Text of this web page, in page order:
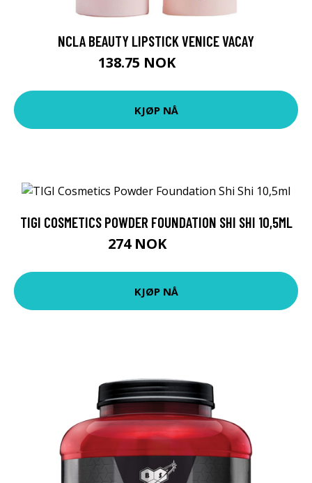
NCLA BEAUTY LIPSTICK VENICE VACAY
138.75 NOK
KJØP NÅ
TIGI COSMETICS POWDER FOUNDATION SHI SHI 10,5ML
274 NOK
KJØP NÅ